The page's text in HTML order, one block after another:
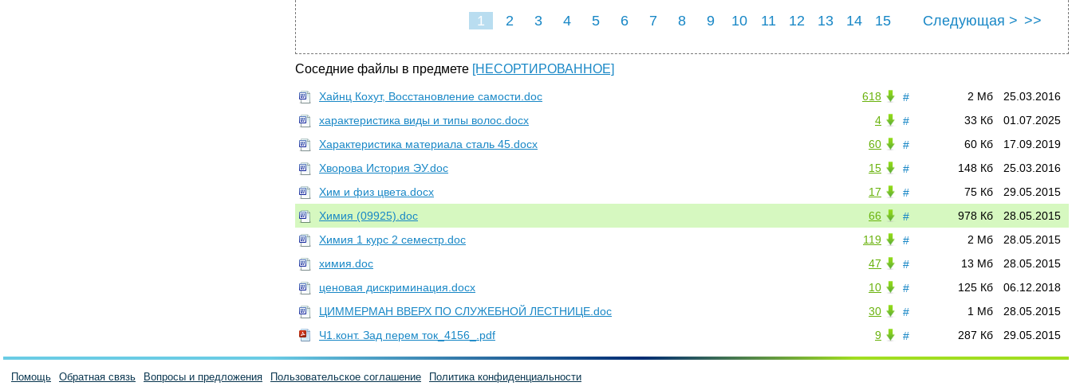
1 2 3 4 5 6 7 8 9 10 11 12 13 14
15
Следующая > >>
Соседние файлы в предмете [НЕСОРТИРОВАННОЕ]
# 25.03.2016
2 Мб
618
Хайнц Кохут, Восстановление самости.doc
#
01.07.2025
33 Кб
4
характеристика виды и типы волос.docx
#
17.09.2019
60 Кб
60
Характеристика материала сталь 45.docx
#
25.03.2016
148 Кб
15
Хворова История ЭУ.doc
#
29.05.2015
75 Кб
17
Хим и физ цвета.docx
#
28.05.2015
978 Кб
66
Химия (09925).doc
#
28.05.2015
2 Мб
119
Химия 1 курс 2 семестр.doc
#
28.05.2015
13 Мб
47
химия.doc
#
06.12.2018
125 Кб
10
ценовая дискриминация.docx
#
28.05.2015
1 Мб
30
ЦИММЕРМАН ВВЕРХ ПО СЛУЖЕБНОЙ ЛЕСТНИЦЕ.doc
#
29.05.2015
287 Кб
9
Ч1.конт. Зад перем ток_4156_.pdf
Помощь Обратная связь Вопросы и предложения Пользовательское соглашение Политика конфиденциальности